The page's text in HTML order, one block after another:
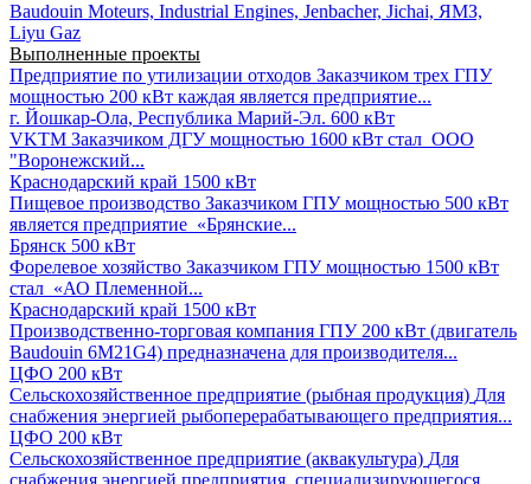
Baudouin Moteurs, Industrial Engines, Jenbacher, Jichai, ЯМЗ,
Liyu Gaz
Выполненные проекты
Предприятие по утилизации отходов Заказчиком трех ГПУ
мощностью 200 кВт каждая является предприятие...
г. Йошкар-Ола, Республика Марий-Эл. 600 кВт
VKTM Заказчиком ДГУ мощностью 1600 кВт стал ООО
"Воронежский...
Краснодарский край 1500 кВт
Пищевое производство Заказчиком ГПУ мощностью 500 кВт
является предприятие «Брянские...
Брянск 500 кВт
Форелевое хозяйство Заказчиком ГПУ мощностью 1500 кВт
стал «АО Племенной...
Краснодарский край 1500 кВт
Производственно-торговая компания ГПУ 200 кВт (двигатель
Baudouin 6M21G4) предназначена для производителя...
ЦФО 200 кВт
Сельскохозяйственное предприятие (рыбная продукция) Для
снабжения энергией рыбоперерабатывающего предприятия...
ЦФО 200 кВт
Сельскохозяйственное предприятие (аквакультура) Для